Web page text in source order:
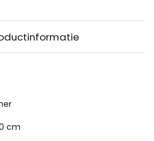
cm